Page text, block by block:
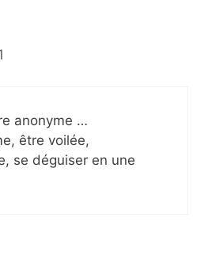
anonyme …
être voilée,
se déguiser en une